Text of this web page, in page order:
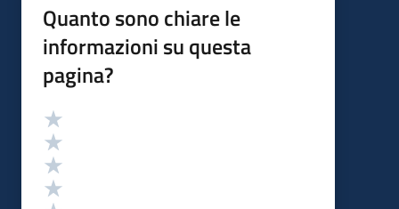
Quanto sono chiare le
informazioni su questa
pagina?
Valutazione